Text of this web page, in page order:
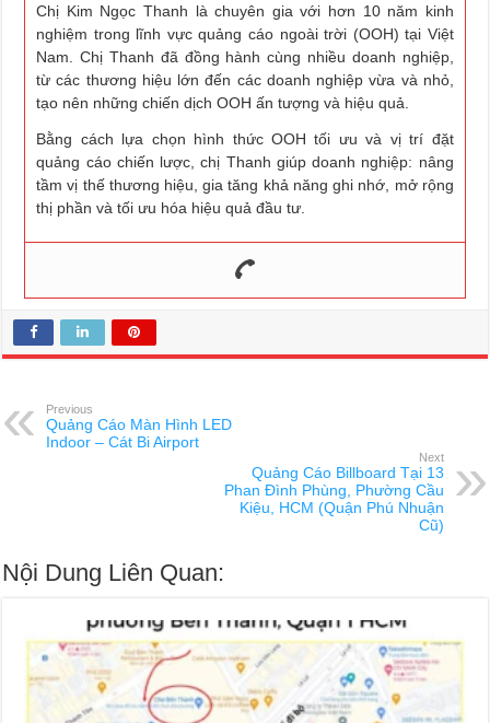
Chị Kim Ngọc Thanh là chuyên gia với hơn 10 năm kinh
nghiệm trong lĩnh vực quảng cáo ngoài trời (OOH) tại Việt
Nam. Chị Thanh đã đồng hành cùng nhiều doanh nghiệp,
từ các thương hiệu lớn đến các doanh nghiệp vừa và nhỏ,
tạo nên những chiến dịch OOH ấn tượng và hiệu quả.
Bằng cách lựa chọn hình thức OOH tối ưu và vị trí đặt
quảng cáo chiến lược, chị Thanh giúp doanh nghiệp: nâng
tầm vị thế thương hiệu, gia tăng khả năng ghi nhớ, mở rộng
thị phần và tối ưu hóa hiệu quả đầu tư.
Previous
Quảng Cáo Màn Hình LED
Indoor – Cát Bi Airport
Next
Quảng Cáo Billboard Tại 13
Phan Đình Phùng, Phường Cầu
Kiệu, HCM (Quận Phú Nhuận
Cũ)
Nội Dung Liên Quan: